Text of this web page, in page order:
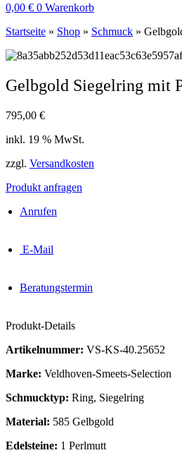
0,00 € 0 Warenkorb
Startseite » Shop » Schmuck »
Gelbgold Siegelring mit
795,00 €
inkl. 19 % MwSt.
zzgl. Versandkosten
Produkt anfragen
Anrufen
E-Mail
Beratungstermin
Produkt-Details
Artikelnummer: VS-KS-40.25652
Marke: Veldhoven-Smeets-Selection
Schmucktyp: Ring, Siegelring
Material: 585 Gelbgold
Edelsteine: 1 Perlmutt